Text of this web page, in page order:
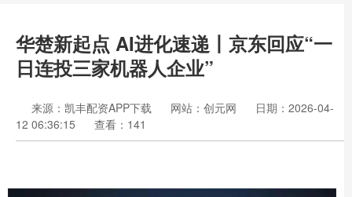
华楚新起点 AI进化速递丨京东回应“一
日连投三家机器人企业”
来源：凯丰配资APP下载 网站：创元网
日期：2026-04-
12 06:36:15
查看：141